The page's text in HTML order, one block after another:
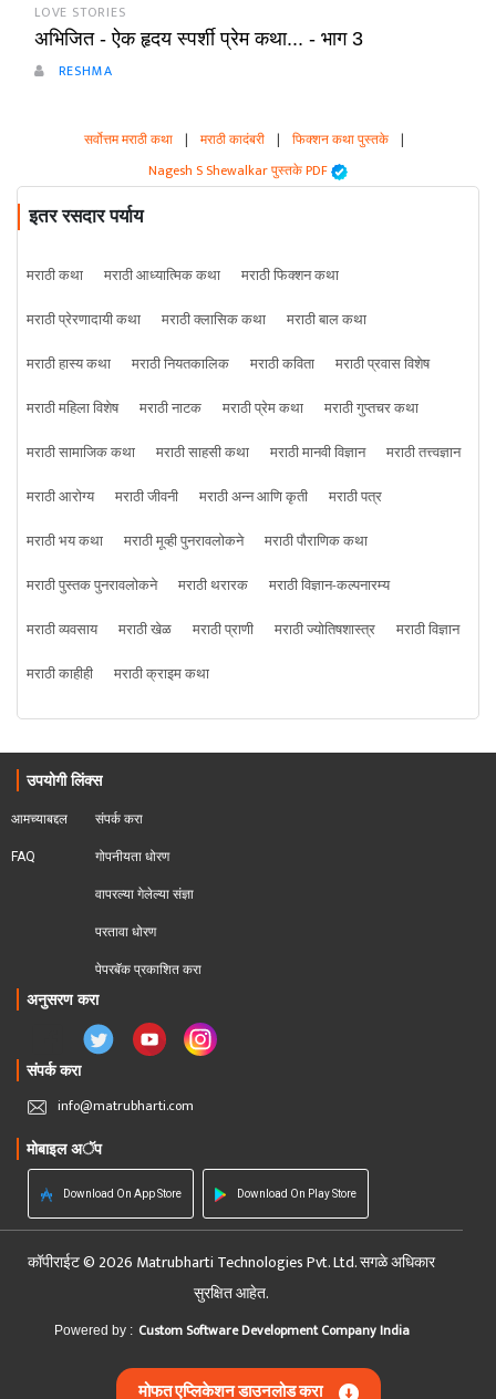
LOVE STORIES
अभिजित - ऐक हृदय स्पर्शी प्रेम कथा... - भाग 3
RESHMA
सर्वोत्तम मराठी कथा | मराठी कादंबरी | फिक्शन कथा पुस्तके |
Nagesh S Shewalkar पुस्तके PDF
इतर रसदार पर्याय
मराठी कथा मराठी आध्यात्मिक कथा
मराठी फिक्शन कथा
मराठी प्रेरणादायी कथा
मराठी क्लासिक कथा
मराठी बाल कथा
मराठी हास्य कथा
मराठी नियतकालिक मराठी कविता
मराठी प्रवास विशेष
मराठी महिला विशेष
मराठी नाटक मराठी प्रेम कथा
मराठी गुप्तचर कथा
मराठी सामाजिक कथा
मराठी साहसी कथा मराठी मानवी विज्ञान
मराठी तत्त्वज्ञान
मराठी आरोग्य
मराठी जीवनी मराठी अन्न आणि कृती
मराठी पत्र
मराठी भय कथा
मराठी मूव्ही पुनरावलोकने
मराठी पौराणिक कथा
मराठी पुस्तक पुनरावलोकने
मराठी थरारक
मराठी विज्ञान-कल्पनारम्य
मराठी व्यवसाय
मराठी खेळ मराठी प्राणी मराठी ज्योतिषशास्त्र
मराठी विज्ञान
मराठी काहीही
मराठी क्राइम कथा
उपयोगी लिंक्स
आमच्याबद्दल
FAQ
संपर्क करा
गोपनीयता धोरण
वापरल्या गेलेल्या संज्ञा
परतावा धोरण
पेपरबॅक प्रकाशित करा
अनुसरण करा
संपर्क करा
info@matrubharti.com
मोबाइल अॅप
Download On App Store Download On Play Store
कॉपीराईट © 2026 Matrubharti Technologies Pvt. Ltd. सगळे अधिकार
सुरक्षित आहेत.
Powered by : Custom Software Development Company India
मोफत एप्लिकेशन डाउनलोड करा